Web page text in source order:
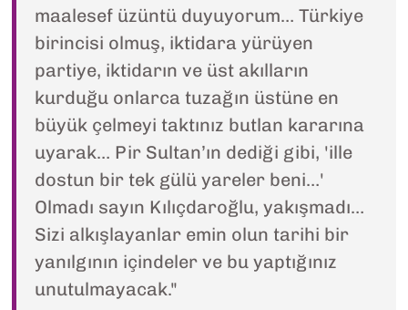
maalesef üzüntü duyuyorum… Türkiye
birincisi olmuş, iktidara yürüyen
partiye, iktidarın ve üst akılların
kurduğu onlarca tuzağın üstüne en
büyük çelmeyi taktınız butlan kararına
uyarak… Pir Sultan’ın dediği gibi, 'ille
dostun bir tek gülü yareler beni…'
Olmadı sayın Kılıçdaroğlu, yakışmadı…
Sizi alkışlayanlar emin olun tarihi bir
yanılgının içindeler ve bu yaptığınız
unutulmayacak."